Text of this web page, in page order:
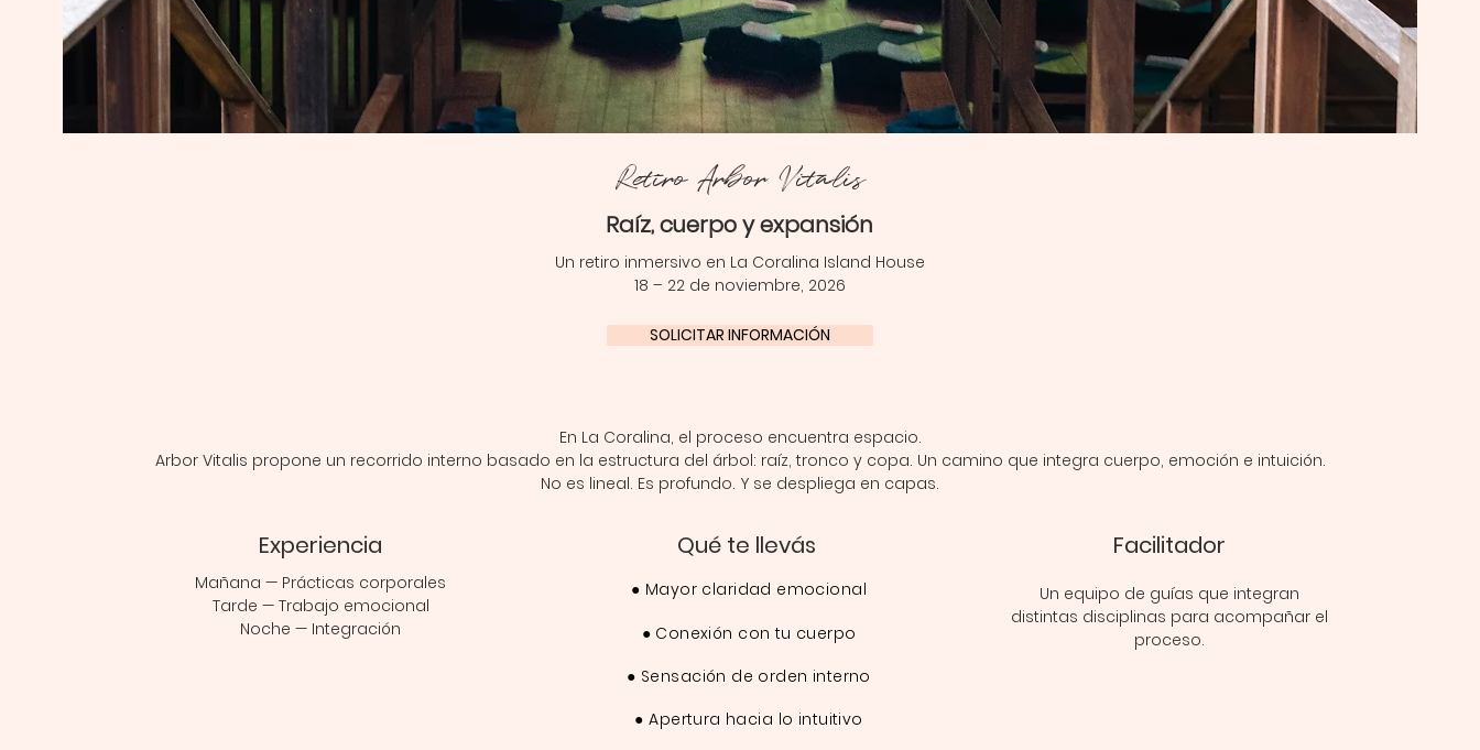
Retiro Arbor Vitalis
Raíz, cuerpo y expansión
Un retiro inmersivo en La Coralina Island House
18 – 22 de noviembre, 2026
SOLICITAR INFORMACIÓN
En La Coralina, el proceso encuentra espacio.
Arbor Vitalis propone un recorrido interno basado en la estructura del árbol: raíz, tronco y copa. Un camino que integra cuerpo, emoción e intuición.
No es lineal. Es profundo. Y se despliega en capas.
Experiencia
Mañana — Prácticas corporales
Tarde — Trabajo emocional
Noche — Integración
Qué te llevás
● Mayor claridad emocional
● Conexión con tu cuerpo
● Sensación de orden interno
● Apertura hacia lo intuitivo
Facilitador
Un equipo de guías que integran
distintas disciplinas para acompañar el
proceso.